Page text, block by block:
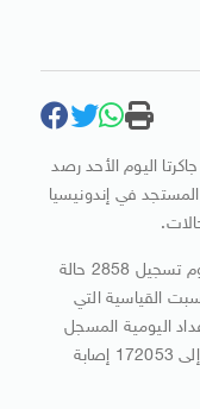
اليوم الأحد رصد
في إندونيسيا
وأظهرت بيانات وزارة الصحة الإندونيسية اليوم تسجيل 2858 حالة
القياسية التي
اليومية المسجل
خلال الشهر الماضي. ووصل إجمالي الحالات إلى 172053 إصابة